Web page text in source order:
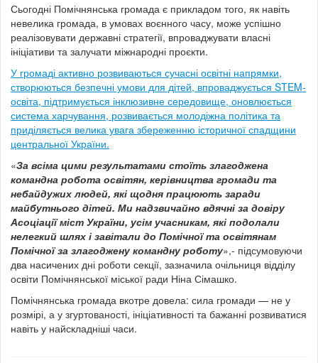
Сьогодні Помічнянська громада є прикладом того, як навіть
невелика громада, в умовах воєнного часу, може успішно
реалізовувати державні стратегії, впроваджувати власні
ініціативи та залучати міжнародні проєкти.
У громаді активно розвиваються сучасні освітні напрямки,
створюються безпечні умови для дітей, впроваджується STEM-
освіта, підтримується інклюзивне середовище, оновлюється
система харчування, розвивається молодіжна політика та
приділяється велика увага збереженню історичної спадщини
центральної України.
«За всіма цими результатами стоїть злагоджена
командна робота освітян, керівництва громади та
небайдужих людей, які щодня працюють заради
майбутнього дітей. Ми надзвичайно вдячні за довіру
Асоціації міст України, усім учасникам, які подолали
нелегкий шлях і завітали до Помічної та освітянам
Помічної за злагоджену командну роботу»,- підсумовуючи
два насичених дні роботи секції, зазначила очільниця відділу
освіти Помічнянської міської ради Ніна Сімашко.
Помічнянська громада вкотре довела: сила громади — не у
розмірі, а у згуртованості, ініціативності та бажанні розвиватися
навіть у найскладніші часи.